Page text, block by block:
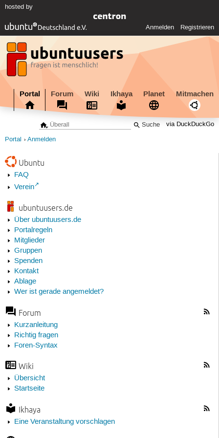
hosted by
Anmelden Registrieren
Portal Forum Wiki Ikhaya Planet Mitmachen
via DuckDuckGo
Portal Anmelden
Ubuntu
FAQ
Verein
ubuntuusers.de
Über ubuntuusers.de
Portalregeln
Mitglieder
Gruppen
Spenden
Kontakt
Ablage
Wer ist gerade angemeldet?
Forum
Kurzanleitung
Richtig fragen
Foren-Syntax
Wiki
Übersicht
Startseite
Ikhaya
Eine Veranstaltung vorschlagen